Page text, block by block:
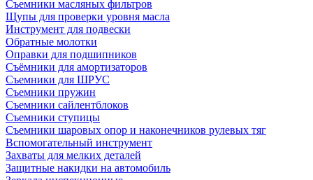
Съемники масляных фильтров
Щупы для проверки уровня масла
Инструмент для подвески
Обратные молотки
Оправки для подшипников
Съёмники для амортизаторов
Съемники для ШРУС
Съемники пружин
Съемники сайлентблоков
Съемники ступицы
Съемники шаровых опор и наконечников рулевых тяг
Вспомогательный инструмент
Захваты для мелких деталей
Защитные накидки на автомобиль